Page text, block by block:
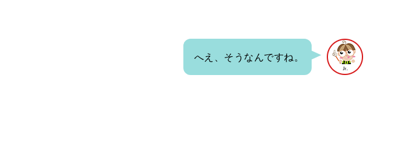
へえ、そうなんですね。